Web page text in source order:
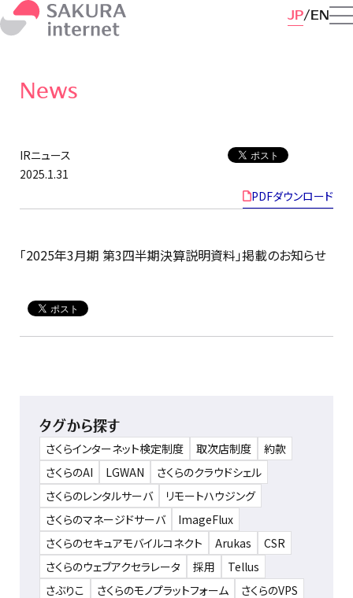
JP EN
News
IRニュース
2025.1.31
PDFダウンロード
「2025年3月期 第3四半期決算説明資料」掲載のお知らせ
タグから探す
さくらインターネット検定制度 取次店制度
約款
さくらのAI
LGWAN
さくらのクラウドシェル
さくらのレンタルサーバ
リモートハウジング
さくらのマネージドサーバ
ImageFlux
さくらのセキュアモバイルコネクト
Arukas
CSR
さくらのウェブアクセラレータ
採用
Tellus
さぶりこ
さくらのモノプラットフォーム
さくらのVPS